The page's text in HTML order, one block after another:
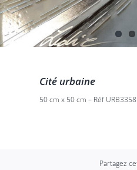
Cité urbaine
50 cm x 50 cm – Réf URB3358
Partagez